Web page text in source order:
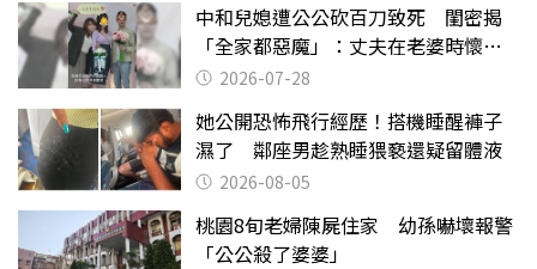
中和兒媳遭公公砍百刀致死 閨密揭
「全家都惡魔」：丈夫在老婆時懷孕
摔東西
2026-07-28
她公開恐怖飛行經歷！搭機睡醒褲子
濕了 鄰座男趁熟睡猥褻還疑留體液
2026-08-05
桃園8旬老婦陳屍住家 幼孫嚇壞報警
「公公殺了婆婆」